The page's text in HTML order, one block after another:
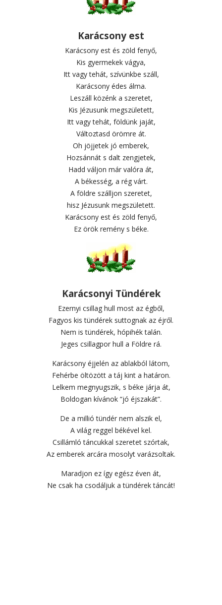
Karácsony est
Karácsony est és zöld fenyő,
Kis gyermekek vágya,
Itt vagy tehát, szívünkbe száll,
Karácsony édes álma.
Leszáll közénk a szeretet,
Kis Jézusunk megszületett,
Itt vagy tehát, földünk jaját,
Változtasd örömre át.
Oh jöjjetek jó emberek,
Hozsánnát s dalt zengjetek,
Hadd váljon már valóra át,
A békesség, a rég várt.
A földre szálljon szeretet,
hisz Jézusunk megszületett.
Karácsony est és zöld fenyő,
Ez örök remény s béke.
Karácsonyi Tündérek
Ezernyi csillag hull most az égből,
Fagyos kis tündérek suttognak az éjről.
Nem is tündérek, hópihék talán.
Jeges csillagpor hull a Földre rá.
Karácsony éjjelén az ablakból látom,
Fehérbe öltözött a táj kint a határon.
Lelkem megnyugszik, s béke járja át,
Boldogan kívánok “jó éjszakát”.
De a millió tündér nem alszik el,
A világ reggel békével kel.
Csillámló táncukkal szeretet szórtak,
Az emberek arcára mosolyt varázsoltak.
Maradjon ez így egész éven át,
Ne csak ha csodáljuk a tündérek táncát!